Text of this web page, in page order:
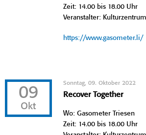
Zeit: 14.00 bis 18.00 Uhr
Veranstalter:
https://www.gasometer.li/
09
Okt
Sonntag, 09. Oktober 2022
Recover Together
Wo: Gasometer Triesen
Zeit: 14.00 bis 18.00 Uhr